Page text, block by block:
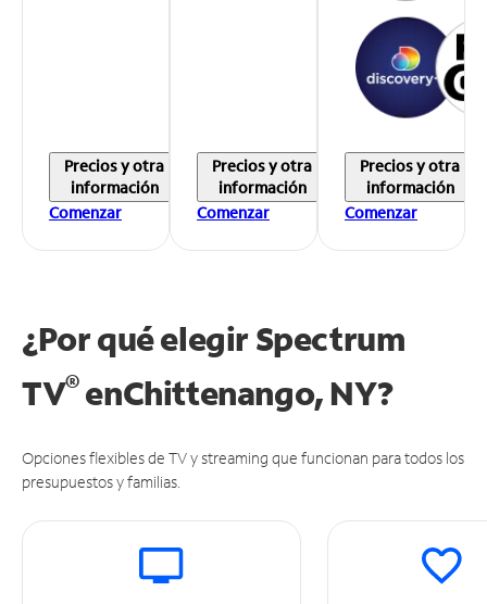
Precios y otra
información
Comenzar
Precios y otra
información
Comenzar
Precios y otra
información
Comenzar
¿Por qué elegir Spectrum
TV®enChittenango, NY?
Opciones flexibles de TV y streaming que funcionan para todos los
presupuestos y familias.